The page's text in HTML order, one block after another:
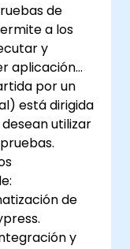
de
a los
y
aplicación
por un
está dirigida
utilizar
de
y